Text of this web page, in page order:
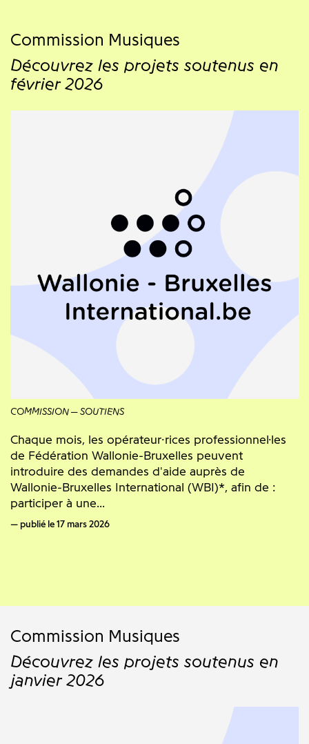
Commission Musiques
Découvrez les projets soutenus en
février 2026
COMMISSION SOUTIENS
Chaque mois, les opérateur·rices professionnel·les
de Fédération Wallonie-Bruxelles peuvent
introduire des demandes d'aide auprès de
Wallonie-Bruxelles International (WBI)*, afin de :
participer à une...
publié le 17 mars 2026
Commission Musiques
Découvrez les projets soutenus en
janvier 2026